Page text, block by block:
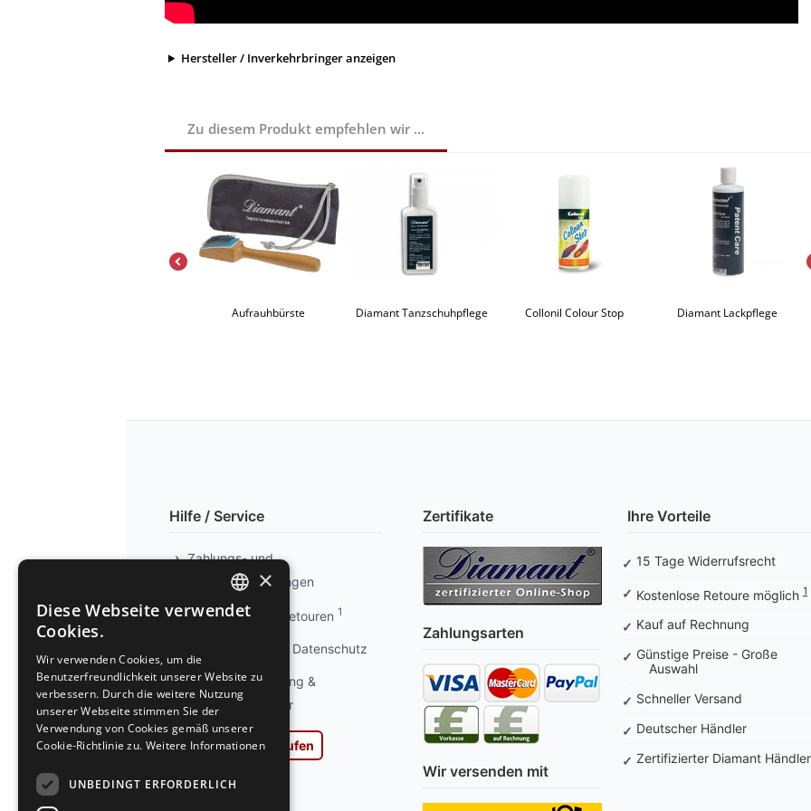
Hersteller / Inverkehrbringer anzeigen
Zu diesem Produkt empfehlen wir ...
Aufrauhbürste Diamant Tanzschuhpflege Collonil Colour Stop Diamant Lackpflege
Hilfe / Service
Zahlungs- und
Versandbedingungen
Info kostenlose Retouren 1
Privatsphäre und Datenschutz
Widerrufsbelehrung &
Widerrufsformular
Vertrag widerrufen
AGB
Zertifikate
Zahlungsarten
Wir versenden mit
Ihre Vorteile
15 Tage Widerrufsrecht
Kostenlose Retoure möglich 1
Kauf auf Rechnung
Günstige Preise - Große
Auswahl
Schneller Versand
Deutscher Händler
Zertifizierter Diamant Händler
GERMAN
×
Diese Webseite verwendet
Cookies.
Wir verwenden Cookies, um die
Benutzerfreundlichkeit unserer Website zu
verbessern. Durch die weitere Nutzung
unserer Webseite stimmen Sie der
Verwendung von Cookies gemäß unserer
Cookie-Richtlinie zu. Weitere Informationen
UNBEDINGT ERFORDERLICH